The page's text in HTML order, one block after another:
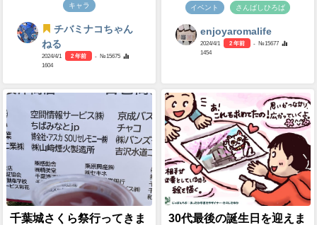
キャラ
チバミナコちゃん
ねる
2024/4/1 2 年前
- №15675
1604
イベント さんばしひろば
enjoyaromalife
2024/4/1 2 年前
- №15677
1454
千葉城さくら祭行ってきま
30代最後の誕生日を迎えま